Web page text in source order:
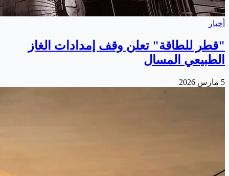
أخبار
"قطر للطاقة" تعلن وقف إمدادات الغاز
الطبيعي المسال
5 مارس 2026